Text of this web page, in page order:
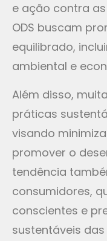
e ação contra
ODS buscam
equilibrado,
ambiental e
Além disso,
práticas
visando
promover o
tendência
consumidores,
conscientes e
sustentáveis